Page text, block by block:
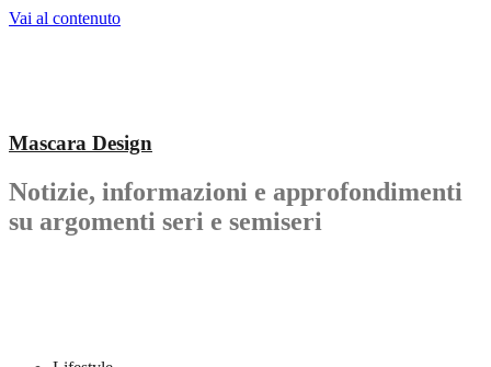
Vai al contenuto
Mascara Design
Notizie, informazioni e approfondimenti
su argomenti seri e semiseri